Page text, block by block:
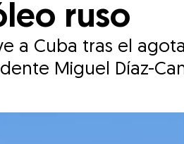
ruso
a Cuba tras el
Miguel Díaz-